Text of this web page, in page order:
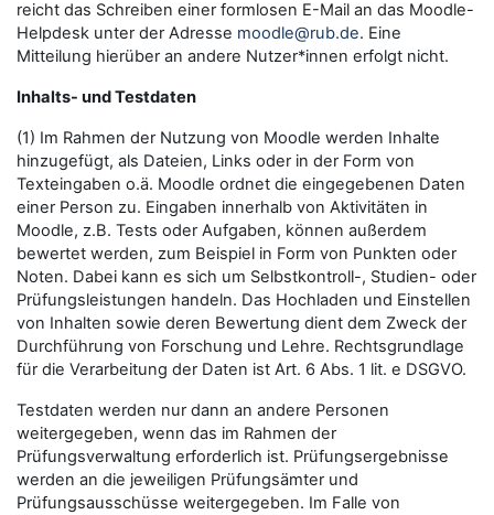
reicht das Schreiben einer formlosen E-Mail an das Moodle-
Helpdesk unter der Adresse moodle@rub.de. Eine
Mitteilung hierüber an andere Nutzer*innen erfolgt nicht.
Inhalts- und Testdaten
(1) Im Rahmen der Nutzung von Moodle werden Inhalte
hinzugefügt, als Dateien, Links oder in der Form von
Texteingaben o.ä. Moodle ordnet die eingegebenen Daten
einer Person zu. Eingaben innerhalb von Aktivitäten in
Moodle, z.B. Tests oder Aufgaben, können außerdem
bewertet werden, zum Beispiel in Form von Punkten oder
Noten. Dabei kann es sich um Selbstkontroll-, Studien- oder
Prüfungsleistungen handeln. Das Hochladen und Einstellen
von Inhalten sowie deren Bewertung dient dem Zweck der
Durchführung von Forschung und Lehre. Rechtsgrundlage
für die Verarbeitung der Daten ist Art. 6 Abs. 1 lit. e DSGVO.
Testdaten werden nur dann an andere Personen
weitergegeben, wenn das im Rahmen der
Prüfungsverwaltung erforderlich ist. Prüfungsergebnisse
werden an die jeweiligen Prüfungsämter und
Prüfungsausschüsse weitergegeben. Im Falle von